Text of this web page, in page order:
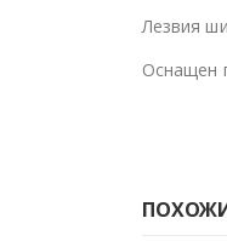
Лезвия
Оснащен